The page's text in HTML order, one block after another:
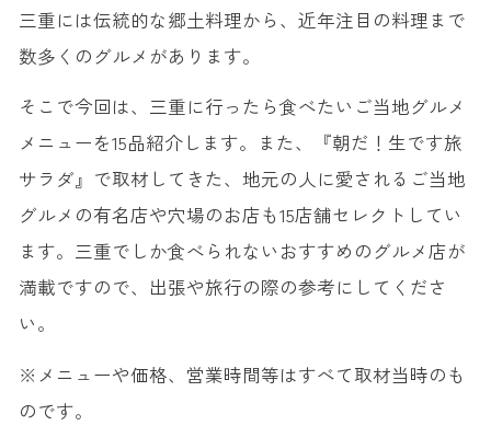
三重には伝統的な郷土料理から、近年注目の料理まで
数多くのグルメがあります。
そこで今回は、三重に行ったら食べたいご当地グルメ
メニューを15品紹介します。また、『朝だ！生です旅
サラダ』で取材してきた、地元の人に愛されるご当地
グルメの有名店や穴場のお店も15店舗セレクトしてい
ます。三重でしか食べられないおすすめのグルメ店が
満載ですので、出張や旅行の際の参考にしてくださ
い。
※メニューや価格、営業時間等はすべて取材当時のも
のです。